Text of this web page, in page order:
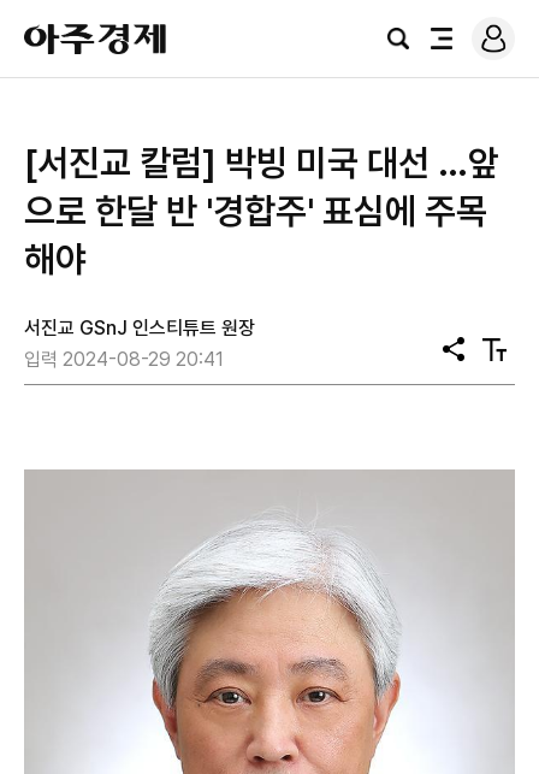
아
주
경
검
전
로
그
[서진교 칼럼] 박빙 미국 대선 …앞
으로 한달 반 '경합주' 표심에 주목
해야
서진교 GSnJ 인스티튜트 원장
입력 2024-08-29 20:41
공
유
텍
스